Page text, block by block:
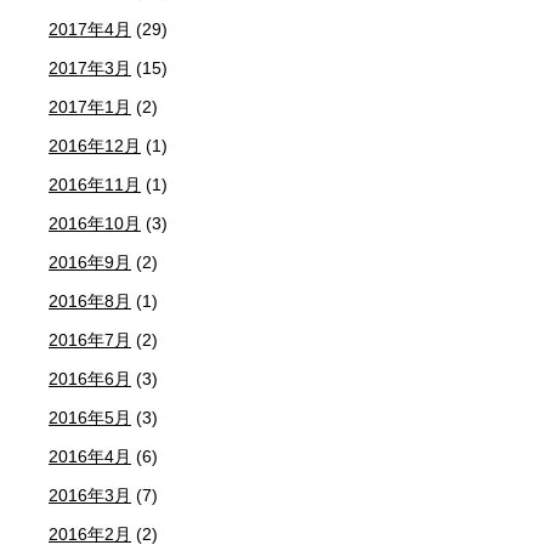
2017年4月 (29)
2017年3月 (15)
2017年1月 (2)
2016年12月 (1)
2016年11月 (1)
2016年10月 (3)
2016年9月 (2)
2016年8月 (1)
2016年7月 (2)
2016年6月 (3)
2016年5月 (3)
2016年4月 (6)
2016年3月 (7)
2016年2月 (2)